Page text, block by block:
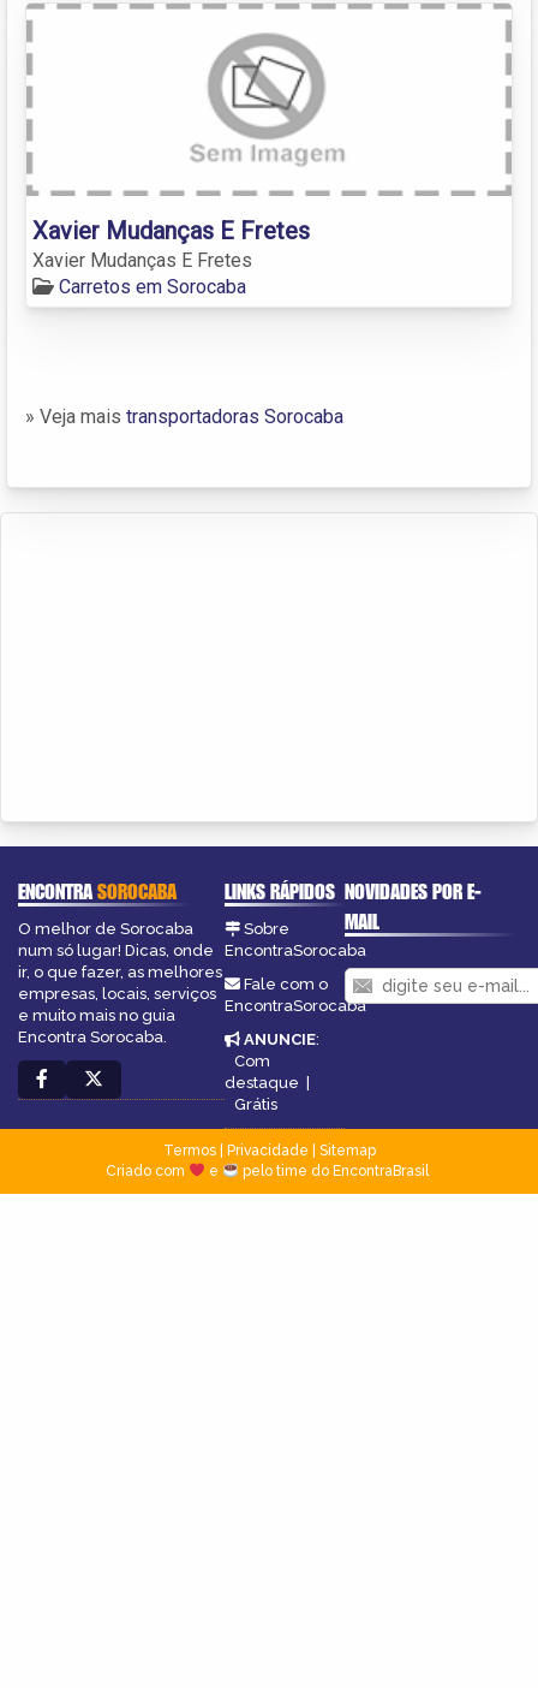
Xavier Mudanças E Fretes
Xavier Mudanças E Fretes
Carretos em Sorocaba
» Veja mais transportadoras Sorocaba
ENCONTRASOROCABA
O melhor de Sorocaba
num só lugar! Dicas, onde
ir, o que fazer, as melhores
empresas, locais, serviços
e muito mais no guia
Encontra Sorocaba.
LINKS RÁPIDOS
Sobre
EncontraSorocaba
Fale com o
EncontraSorocaba
ANUNCIE:
Com
destaque |
Grátis
NOVIDADES POR E-
MAIL
Termos| Privacidade
Sitemap
Criado com
e pelo time do EncontraBrasil